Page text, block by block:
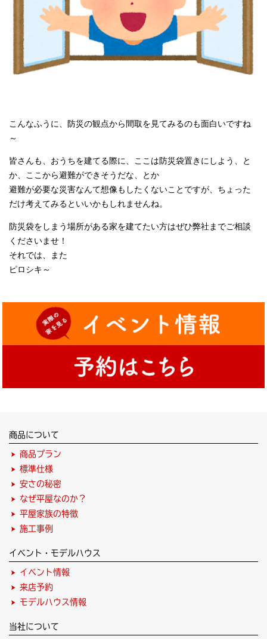
こんなふうに、防災の観点から間取 を見てみるのも面白いですね
～
皆さんも、おうちを建てる際に、ここは防災袋置きにしよう、と
か、ここから避難ができそうだな、とか
避難が必要な災害なんて想像もしたくないことですが、ちょった
だけ考えてみるといいかもしれませんね。
防災袋をしまう場所がある家を建てたい方はぜひ弊社までご相談
くださいませ！
それでは、また
ピロシキ～
商品について
商品プラン
標準仕様
安さの秘密
なぜ平屋なのか？
平屋家族の特徴
施工事例
イベント・モデルハウス
イベント情報
来店予約
モデルハウス情報
当社について